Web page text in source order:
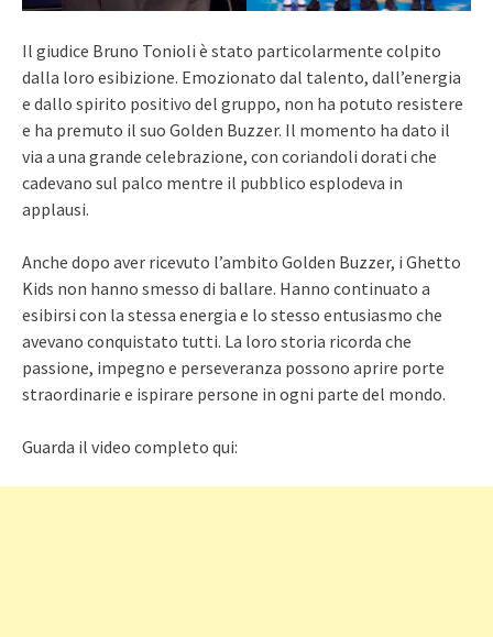
Il giudice Bruno Tonioli è stato particolarmente colpito
dalla loro esibizione. Emozionato dal talento, dall’energia
e dallo spirito positivo del gruppo, non ha potuto resistere
e ha premuto il suo Golden Buzzer. Il momento ha dato il
via a una grande celebrazione, con coriandoli dorati che
cadevano sul palco mentre il pubblico esplodeva in
applausi.
Anche dopo aver ricevuto l’ambito Golden Buzzer, i Ghetto
Kids non hanno smesso di ballare. Hanno continuato a
esibirsi con la stessa energia e lo stesso entusiasmo che
avevano conquistato tutti. La loro storia ricorda che
passione, impegno e perseveranza possono aprire porte
straordinarie e ispirare persone in ogni parte del mondo.
Guarda il video completo qui: